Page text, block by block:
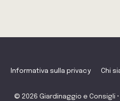
Informativa sulla privacy Chi
© 2026 Giardinaggio e Consigli